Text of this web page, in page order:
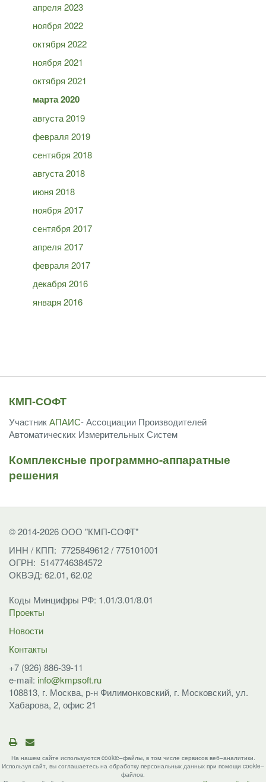
апреля 2023
ноября 2022
октября 2022
ноября 2021
октября 2021
марта 2020
августа 2019
февраля 2019
сентября 2018
августа 2018
июня 2018
ноября 2017
сентября 2017
апреля 2017
февраля 2017
декабря 2016
января 2016
КМП-СОФТ
УчастникАПАИС- Ассоциации Производителей
Автоматических Измерительных Систем
Комплексные программно-аппаратные
решения
© 2014-2026 ООО "КМП-СОФТ"
ИНН / КПП: 7725849612 / 775101001
ОГРН: 5147746384572
ОКВЭД: 62.01, 62.02
Коды Минцифры РФ: 1.01/3.01/8.01
Проекты
Новости
Контакты
+7 (926) 886-39-11
e-mail: info@kmpsoft.ru
108813, г. Москва, р-н Филимонковский, г. Московский, ул.
Хабарова, 2, офис 21
На нашем сайте используются cookie–файлы, в том числе сервисов веб–аналитики.
Используя сайт, вы соглашаетесь на обработку персональных данных при помощи cookie–
файлов.